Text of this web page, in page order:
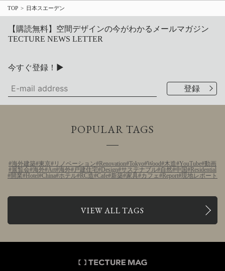
TOP 日本スエーデン
【購読無料】空間デザインの今がわかるメールマガジン
TECTURE NEWS LETTER
今すぐ登録！▶
POPULAR TAGS
海外建築 東京 リノベーション Renovation Tokyo Wood 木造 YouTube 動画
展覧会 海外 Art 海外 戸建住宅 Design サステナブル 自然 中国 Residential
開業 Hotel China ホテル RC造 Cafe 新築 家具 カフェ Report 現地レポート
VIEW ALL TAGS